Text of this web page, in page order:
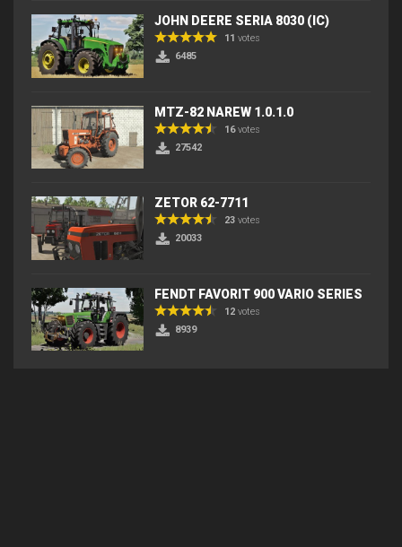
JOHN DEERE SERIA 8030 (IC)
11 votes
6485
MTZ-82 NAREW 1.0.1.0
16votes
27542
ZETOR 62-7711
23 votes
20033
FENDT FAVORIT 900 VARIO SERIES
12 votes
8939